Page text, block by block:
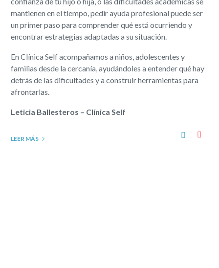
mantienen en el tiempo, pedir ayuda profesional puede ser
un primer paso para comprender qué está ocurriendo y
encontrar estrategias adaptadas a su situación.
En Clínica Self acompañamos a niños, adolescentes y
familias desde la cercanía, ayudándoles a entender qué hay
detrás de las dificultades y a construir herramientas para
afrontarlas.
Leticia Ballesteros – Clínica Self
LEER MÁS